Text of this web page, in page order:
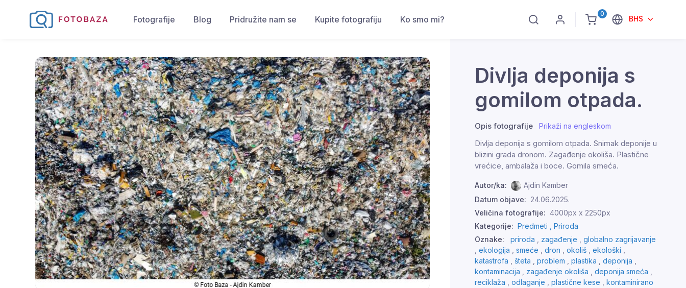
0
BHS
Fotografije Blog Pridružite nam se Kupite fotografiju Ko smo mi?
Divlja deponija s
gomilom otpada.
Opis fotografije Prikaži na engleskom
Divlja deponija s gomilom otpada. Snimak deponije u
blizini grada dronom. Zagađenje okoliša. Plastične
vrećice, ambalaža i boce. Gomila smeća.
Autor/ka:
Ajdin Kamber
Datum objave: 24.06.2025.
Veličina fotografije: 4000px x 2250px
Kategorije: Predmeti , Priroda
Oznake:
priroda , zagađenje , globalno zagrijavanje
, ekologija , smeće , dron , okoliš , ekološki ,
katastrofa , šteta , problem , plastika , deponija ,
kontaminacija , zagađenje okoliša , deponija smeća ,
reciklaža , odlaganje , plastične kese , kontaminirano